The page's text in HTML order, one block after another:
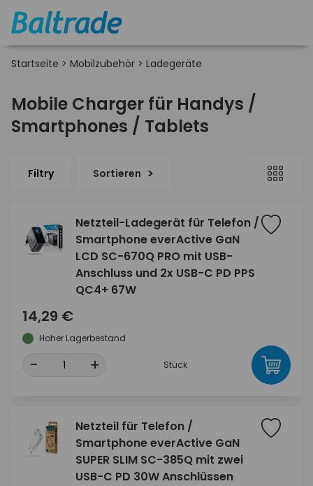
Startseite > Mobilzubehör > Ladegeräte
Mobile Charger für Handys /
Smartphones / Tablets
Filtry Sortieren
Netzteil-Ladegerät für Telefon /
Smartphone everActive GaN
LCD SC-670Q PRO mit USB-
Anschluss und 2x USB-C PD PPS
QC4+ 67W
14,29 €
Hoher Lagerbestand
- + Stück
Netzteil für Telefon /
Smartphone everActive GaN
SUPER SLIM SC-385Q mit zwei
USB-C PD 30W Anschlüssen